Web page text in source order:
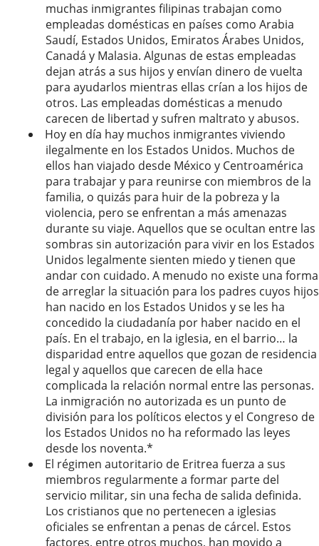
muchas inmigrantes filipinas trabajan como
empleadas domésticas en países como Arabia
Saudí, Estados Unidos, Emiratos Árabes Unidos,
Canadá y Malasia. Algunas de estas empleadas
dejan atrás a sus hijos y envían dinero de vuelta
para ayudarlos mientras ellas crían a los hijos de
otros. Las empleadas domésticas a menudo
carecen de libertad y sufren maltrato y abusos.
Hoy en día hay muchos inmigrantes viviendo
ilegalmente en los Estados Unidos. Muchos de
ellos han viajado desde México y Centroamérica
para trabajar y para reunirse con miembros de la
familia, o quizás para huir de la pobreza y la
violencia, pero se enfrentan a más amenazas
durante su viaje. Aquellos que se ocultan entre las
sombras sin autorización para vivir en los Estados
Unidos legalmente sienten miedo y tienen que
andar con cuidado. A menudo no existe una forma
de arreglar la situación para los padres cuyos hijos
han nacido en los Estados Unidos y se les ha
concedido la ciudadanía por haber nacido en el
país. En el trabajo, en la iglesia, en el barrio… la
disparidad entre aquellos que gozan de residencia
legal y aquellos que carecen de ella hace
complicada la relación normal entre las personas.
La inmigración no autorizada es un punto de
división para los políticos electos y el Congreso de
los Estados Unidos no ha reformado las leyes
desde los noventa.*
El régimen autoritario de Eritrea fuerza a sus
miembros regularmente a formar parte del
servicio militar, sin una fecha de salida definida.
Los cristianos que no pertenecen a iglesias
oficiales se enfrentan a penas de cárcel. Estos
factores, entre otros muchos, han movido a